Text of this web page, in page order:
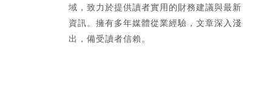
域，致力於提供讀者實用的財務建議與最新
資訊。擁有多年媒體從業經驗，文章深入淺
出，備受讀者信賴。